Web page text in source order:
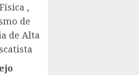
,
de
de Alta